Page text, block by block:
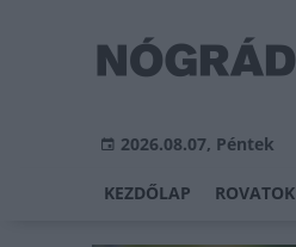
2026.08.07, Péntek
KEZDŐLAP ROVATOK